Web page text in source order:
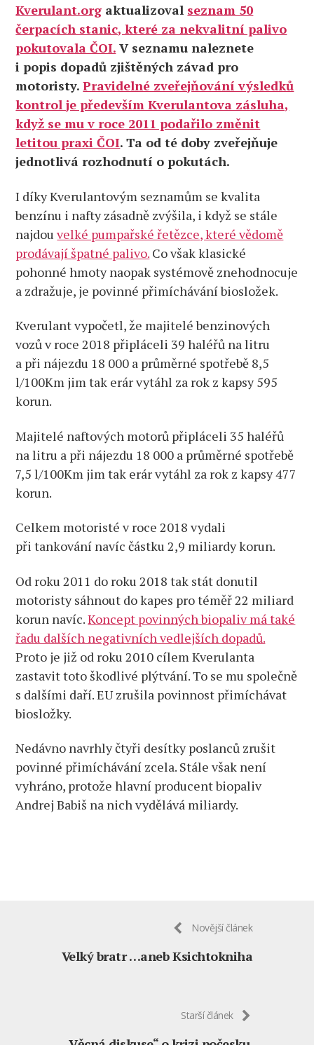
Kverulant.org aktualizoval seznam 50
čerpacích stanic, které za nekvalitní palivo
pokutovala ČOI. V seznamu naleznete
i popis dopadů zjištěných závad pro
motoristy.Pravidelné zveřejňování výsledků
kontrol je především Kverulantova zásluha,
když se mu v roce 2011 podařilo změnit
letitou praxi ČOI. Ta od té doby zveřejňuje
jednotlivá rozhodnutí o pokutách.
I díky Kverulantovým seznamům se kvalita
benzínu i nafty zásadně zvýšila, i když se stále
najdouvelké pumpařské řetězce, které vědomě
prodávají špatné palivo. Co však klasické
pohonné hmoty naopak systémově znehodnocuje
a zdražuje, je povinné přimíchávání biosložek.
Kverulant vypočetl, že majitelé benzinových
vozů v roce 2018 připláceli 39 haléřů na litru
a při nájezdu 18 000 a průměrné spotřebě 8,5
l/100Km jim tak erár vytáhl za rok z kapsy 595
korun.
Majitelé naftových motorů připláceli 35 haléřů
na litru a při nájezdu 18 000 a průměrné spotřebě
7,5 l/100Km jim tak erár vytáhl za rok z kapsy 477
korun.
Celkem motoristé v roce 2018 vydali
při tankování navíc částku 2,9 miliardy korun.
Od roku 2011 do roku 2018 tak stát donutil
motoristy sáhnout do kapes pro téměř 22 miliard
korun navíc.Koncept povinných biopaliv má také
řadu dalších negativních vedlejších dopadů.
Proto je již od roku 2010 cílem Kverulanta
zastavit toto škodlivé plýtvání. To se mu společně
s dalšími daří. EU zrušila povinnost přimíchávat
biosložky.
Nedávno navrhly čtyři desítky poslanců zrušit
povinné přimíchávání zcela. Stále však není
vyhráno, protože hlavní producent biopaliv
Andrej Babiš na nich vydělává miliardy.
Novější článek
Velký bratr …aneb Ksichtokniha
Starší článek